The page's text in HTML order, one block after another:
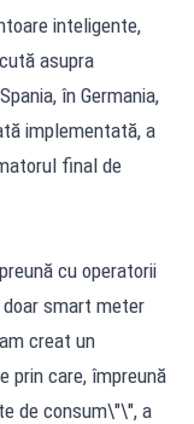
inteligente,
asupra
în Germania,
implementată, a
final de
cu operatorii
smart meter
creat un
prin care, împreună
de consum\"\", a